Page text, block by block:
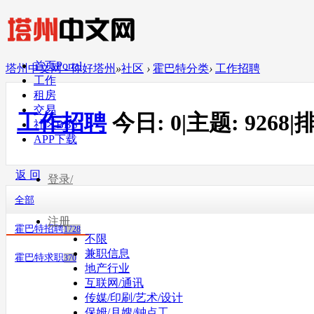
首页Portal
工作
租房
交易
社区BBS
APP下载
登录/
注册
塔州中文网 - 你好塔州 »社区 › 霍巴特分类› 工作招聘
工作招聘 今日: 0|主题: 9268|
返 回
全部
霍巴特招聘1728
霍巴特求职370
不限
兼职信息
地产行业
互联网/通讯
传媒/印刷/艺术/设计